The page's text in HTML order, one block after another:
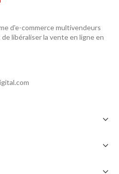
d'e-commerce multivendeurs
libéraliser la vente en ligne en